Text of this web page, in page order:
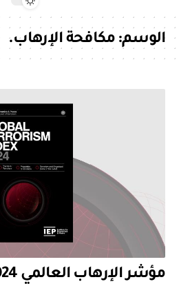
الوسم:مكافحة الإرهاب.
مؤشر الإرهاب العالمي 2024 (5).. رؤية نقدية